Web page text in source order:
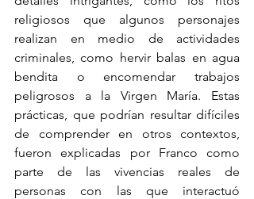
religiosos que algunos personajes
realizan en medio de actividades
criminales, como hervir balas en agua
bendita o encomendar trabajos
peligrosos a la Virgen María. Estas
prácticas, que podrían resultar difíciles
de comprender en otros contextos,
fueron explicadas por Franco como
parte de las vivencias reales de
personas con las que interactuó